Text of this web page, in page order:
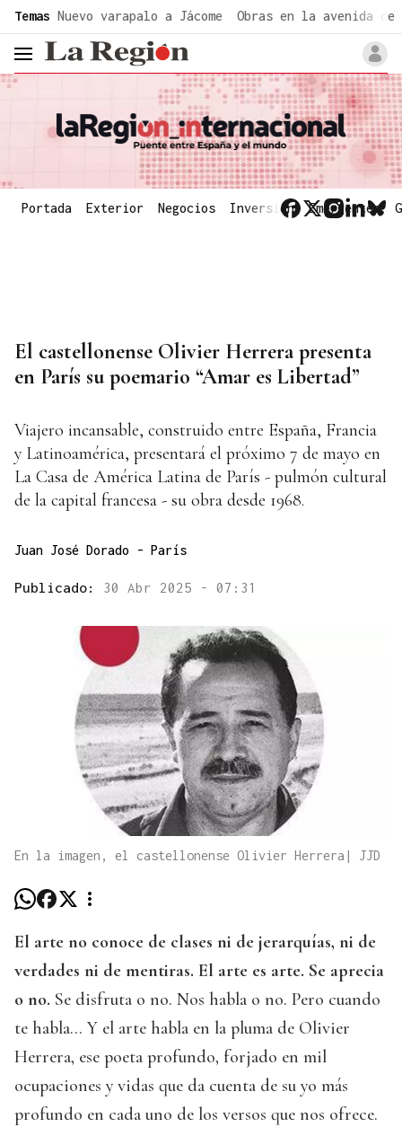
Temas Nuevo varapalo a Jácome Obras en la avenida de
header.menu.open
Portada Exterior Negocios Inversión Emergentes
El castellonense Olivier Herrera presenta
en París su poemario “Amar es Libertad”
Viajero incansable, construido entre España, Francia
y Latinoamérica, presentará el próximo 7 de mayo en
La Casa de América Latina de París - pulmón cultural
de la capital francesa - su obra desde 1968.
Juan José Dorado - París
Publicado: 30 Abr 2025 - 07:31
En la imagen, el castellonense Olivier Herrera| JJD
El arte no conoce de clases ni de jerarquías, ni de
verdades ni de mentiras. El arte es arte. Se aprecia
o no. Se disfruta o no. Nos habla o no. Pero cuando
te habla… Y el arte habla en la pluma de Olivier
Herrera, ese poeta profundo, forjado en mil
ocupaciones y vidas que da cuenta de su yo más
profundo en cada uno de los versos que nos ofrece.